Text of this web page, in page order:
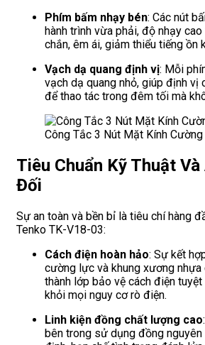
Phím bấm nhạy bén: Các nút
hành trình vừa phải, độ nhạy
chắn, êm ái, giảm thiểu tiếng ồn
Vạch dạ quang định vị: Mỗi
vạch dạ quang nhỏ, giúp định vị
để thao tác trong đêm tối mà
Công Tắc 3 Nút Mặt Kính
Tiêu Chuẩn Kỹ Thuật
Đối
Sự an toàn và bền bỉ là tiêu chí hàng
Tenko TK-V18-03:
Cách điện hoàn hảo: Sự kết
cường lực và khung xương
thành lớp bảo vệ cách điện
khỏi mọi nguy cơ rò điện.
Linh kiện đồng chất lượng cao
bên trong sử dụng đồng